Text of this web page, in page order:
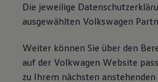
Die jeweilige
ausgewählten Volkswagen
Weiter können Sie über den
auf der Volkwagen Website
zu Ihrem nächsten